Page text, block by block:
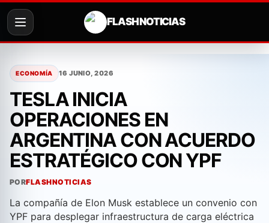
contenido
FLASH NOTICIAS
ECONOMÍA 16 JUNIO, 2026
TESLA INICIA
OPERACIONES EN
ARGENTINA CON ACUERDO
ESTRATÉGICO CON YPF
PORFLASHNOTICIAS
La compañía de Elon Musk establece un convenio con
YPF para desplegar infraestructura de carga eléctrica